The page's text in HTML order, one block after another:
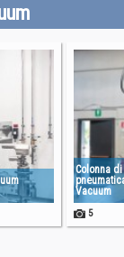
Colonna
Vacuum
5